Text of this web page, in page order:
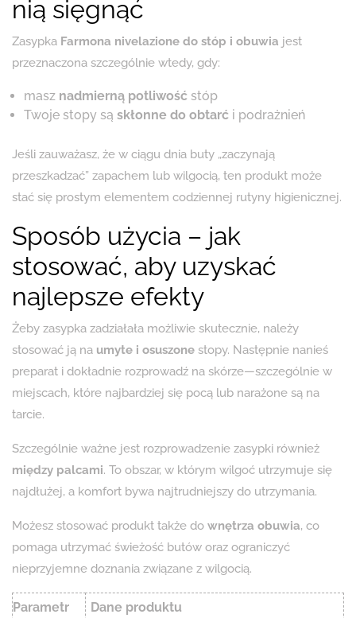
nią sięgnąć
Zasypka Farmona nivelazione do stóp i obuwia jest
przeznaczona szczególnie wtedy, gdy:
masz nadmierną potliwość stóp
Twoje stopy są skłonne do obtarć i podrażnień
Jeśli zauważasz, że w ciągu dnia buty „zaczynają
przeszkadzać” zapachem lub wilgocią, ten produkt może
stać się prostym elementem codziennej rutyny higienicznej.
Sposób użycia – jak
stosować, aby uzyskać
najlepsze efekty
Żeby zasypka zadziałała możliwie skutecznie, należy
stosować ją na umyte i osuszone stopy. Następnie nanieś
preparat i dokładnie rozprowadź na skórze—szczególnie w
miejscach, które najbardziej się pocą lub narażone są na
tarcie.
Szczególnie ważne jest rozprowadzenie zasypki również
między palcami. To obszar, w którym wilgoć utrzymuje się
najdłużej, a komfort bywa najtrudniejszy do utrzymania.
Możesz stosować produkt także do wnętrza obuwia, co
pomaga utrzymać świeżość butów oraz ograniczyć
nieprzyjemne doznania związane z wilgocią.
Parametr Dane produktu